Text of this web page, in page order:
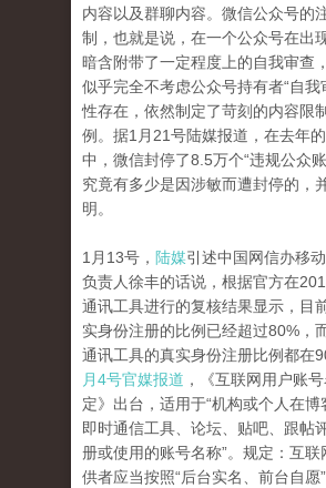
内容以及群聊内容。微信公众号的
制，也就是说，在一个公众号在出
暗含附带了一定程度上的自我审查
似乎完全不考虑公众号持有者“自我
性存在，依然制定了苛刻的内容限
例。据1月21号陆媒报道，在去年
中，微信封停了8.5万个“违规公众
究竟有多少是因涉敏而遭封停的，
明。
1月13号， 陆媒引述中国网信办移
负责人徐丰的话说，根据官方在
通讯工具进行的复核结果显示，目
实身份注册的比例已经超过80%，
通讯工具的真实身份注册比例都在
月4号官媒报道 ，《互联网用户账
定》出台，适用于“机构或个人在博
即时通信工具、论坛、贴吧、跟帖
册或使用的账号名称”。规定：互联
供者应当按照“后台实名、前台自愿